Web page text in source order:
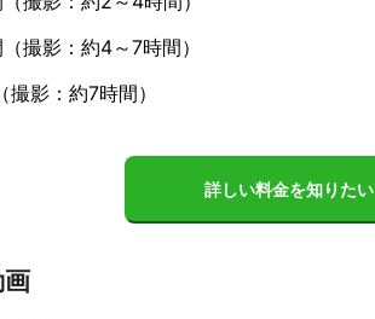
る写真を提供且つ丁寧な
クト、新たなビジョンの
HOUSE を
- -
撮影：約4～7時間）
撮影：約7時間）
詳しい料金を知りたい